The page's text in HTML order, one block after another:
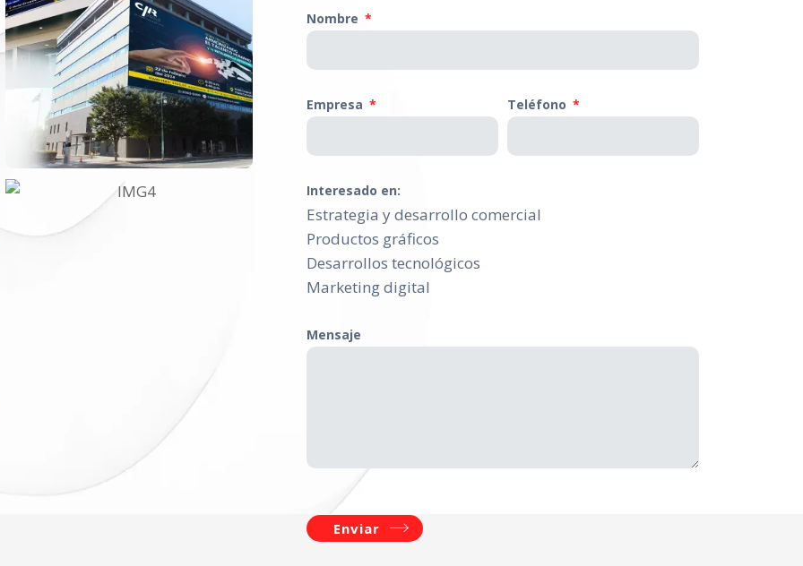
Nombre
Empresa Teléfono
Interesado en:
Estrategia y desarrollo comercial
Productos gráficos
Desarrollos tecnológicos
Marketing digital
Mensaje
Enviar